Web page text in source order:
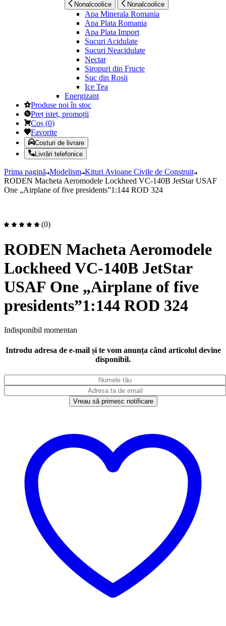
Nonalcoolice Nonalcoolice
Apa Minerala Romania
Apa Plata Romania
Apa Plata Import
Sucuri Acidulate
Sucuri Neacidulate
Nectar
Siropuri din Fructe
Suc din Rosii
Ice Tea
Energizant
Produse noi în stoc
Preț isteț, promoții
Coș (0)
Favorite
Costuri de livrare
Livrări telefonice
Prima pagină Modelism Kituri Avioane Civile de Construit
RODEN Macheta Aeromodele Lockheed VC-140B JetStar USAF
One „Airplane of five presidents”1:144 ROD 324
(0)
RODEN Macheta Aeromodele
Lockheed VC-140B JetStar
USAF One „Airplane of five
presidents”1:144 ROD 324
Indisponibil momentan
Introdu adresa de e-mail și te vom anunța când articolul devine
disponibil.
Vreau să primesc notificare